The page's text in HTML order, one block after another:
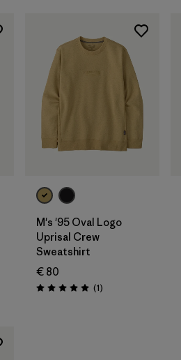
M's '95 Oval Logo
Uprisal Crew
Sweatshirt
€ 80
Évaluation: 5.0 / 5
(1Avis
)